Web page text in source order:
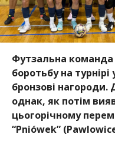
Футзальна
боротьбу на
бронзові
однак, як потім
цьогорічному
“Pniówek”